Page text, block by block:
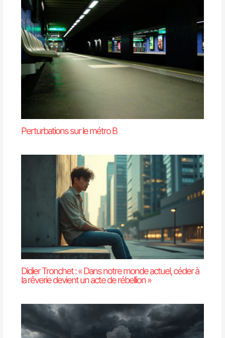
Perturbations sur le métro B
Didier Tronchet : « Dans notre monde actuel, céder à
la rêverie devient un acte de rébellion »